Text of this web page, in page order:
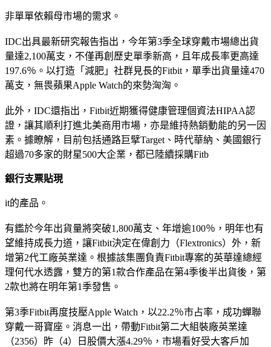
非單單依賴母市場的需求。
IDC出具最新研究報告指出，今年第3季全球穿戴市場總出貨
量達2,100萬支，不僅再創歷史單季新高，且年成長率更高達
197.6％。以打造「減肥」社群見長的Fitbit，單季出貨量達470
萬支，無畏蘋果Apple Watch的來勢洶洶。
此外，IDC還指出，Fitbit近期獲得健康管理個資法HIPAA認
證，讓其順利打進北美商用市場，亦是維持熱銷動能的另一因
素。據瞭解，目前包括通路巨擘Target、時代華納、美國銀行
超過70多家的財星500大企業，都已陸續採購Fitb
銀行支票貼現
it的產品。
有鑑於今年出貨量將突破1,800萬支、年增逾100％，明年也有
望維持成長力道，讓Fitbit決定在偉創力（Flextronics）外，新
增第2代工廠英業達。根據該集團負責Fitbit專案的英華達總經
理何代水透露，雙方的第1款合作產品在第4季後半出貨後，第
2款也將在明年第1季發售。
第3季Fitbit再度技壓Apple Watch，以22.2％市占率，成功蟬聯
穿戴一哥寶座。消息一出，帶動Fitbit第二大組裝廠英業達
（2356）昨（4）日股價大漲4.29％，市場看好受大客戶加